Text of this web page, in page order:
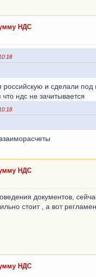
НДС
российскую и сделали
ндс не зачитывается
НДС
документов,
стоит , а вот
НДС